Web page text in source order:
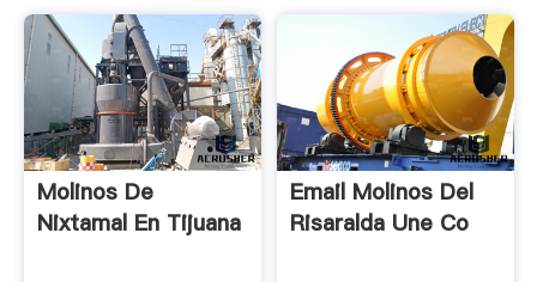
Molinos De
Nixtamal En Tijuana
Email Molinos Del
Risaralda Une Co